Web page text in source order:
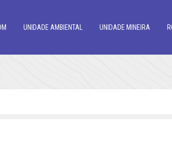
UNIDADE AMBIENTAL UNIDADE MINEIRA